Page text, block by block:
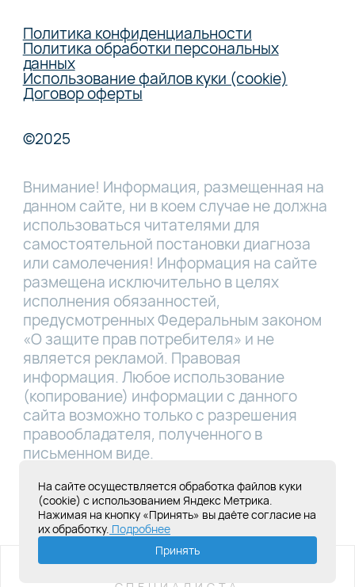
Политика конфиденциальности
Политика обработки персональных
данных
Использование файлов куки (cookie)
Договор оферты
©2025
Внимание! Информация, размещенная на
данном сайте, ни в коем случае не должна
использоваться читателями для
самостоятельной постановки диагноза
или самолечения! Информация на сайте
размещена исключительно в целях
исполнения обязанностей,
предусмотренных Федеральным законом
«О защите прав потребителя» и не
является рекламой. Правовая
информация. Любое использование
(копирование) информации с данного
сайта возможно только с разрешения
правообладателя, полученного в
письменном виде.
Лицензия Л041-01181-16/00331767 от
28.05.2019
Создание сайта под ключ
ИМЕЮТСЯ ПРОТИВОПОКАЗАНИЯ,
На сайте осуществляется обработка файлов куки
(cookie) с использованием Яндекс Метрика.
Нажимая на кнопку «Принять» вы даёте согласие на
их обработку. Подробнее
Принять